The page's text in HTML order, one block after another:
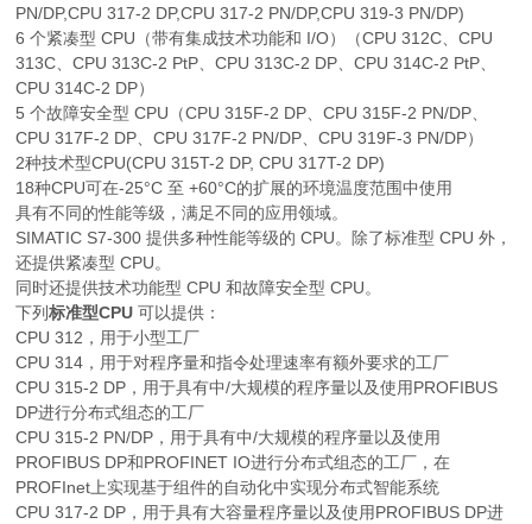
PN/DP,CPU 317-2 DP,CPU 317-2 PN/DP,CPU 319-3 PN/DP)
6 个紧凑型 CPU（带有集成技术功能和 I/O）（CPU 312C、CPU
313C、CPU 313C-2 PtP、CPU 313C-2 DP、CPU 314C-2 PtP、
CPU 314C-2 DP）
5 个故障安全型 CPU（CPU 315F-2 DP、CPU 315F-2 PN/DP、
CPU 317F-2 DP、CPU 317F-2 PN/DP、CPU 319F-3 PN/DP）
2种技术型CPU(CPU 315T-2 DP, CPU 317T-2 DP)
18种CPU可在-25°C 至 +60°C的扩展的环境温度范围中使用
具有不同的性能等级，满足不同的应用领域。
SIMATIC S7-300 提供多种性能等级的 CPU。除了标准型 CPU 外，
还提供紧凑型 CPU。
同时还提供技术功能型 CPU 和故障安全型 CPU。
下列标准型CPU 可以提供：
CPU 312，用于小型工厂
CPU 314，用于对程序量和指令处理速率有额外要求的工厂
CPU 315-2 DP，用于具有中/大规模的程序量以及使用PROFIBUS
DP进行分布式组态的工厂
CPU 315-2 PN/DP，用于具有中/大规模的程序量以及使用
PROFIBUS DP和PROFINET IO进行分布式组态的工厂，在
PROFInet上实现基于组件的自动化中实现分布式智能系统
CPU 317-2 DP，用于具有大容量程序量以及使用PROFIBUS DP进